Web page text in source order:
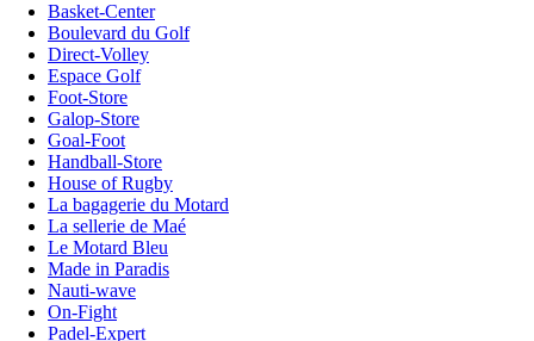
Basket-Center
Boulevard du Golf
Direct-Volley
Espace Golf
Foot-Store
Galop-Store
Goal-Foot
Handball-Store
House of Rugby
La bagagerie du Motard
La sellerie de Maé
Le Motard Bleu
Made in Paradis
Nauti-wave
On-Fight
Padel-Expert